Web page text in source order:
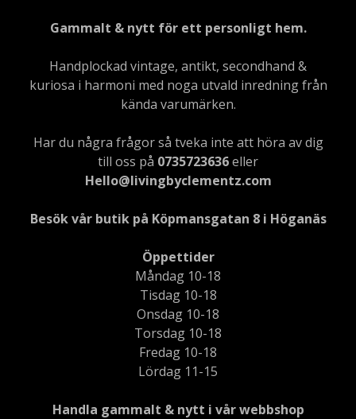
Gammalt & nytt för ett personligt hem.
Handplockad vintage, antikt, secondhand &
kuriosa i harmoni med noga utvald inredning från
kända varumärken.
Har du några frågor så tveka inte att höra av dig
till oss på 0735723636eller
Hello@livingbyclementz.com
Besök vår butik på Köpmansgatan 8 i Höganäs
Öppettider
Måndag 10-18
Tisdag 10-18
Onsdag 10-18
Torsdag 10-18
Fredag 10-18
Lördag 11-15
Handla gammalt & nytt i vår webbshop